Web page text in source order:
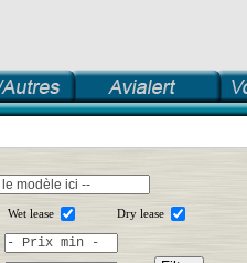
Wet lease Dry lease